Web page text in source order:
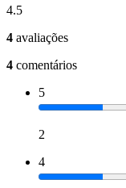
4.5
4 avaliações
4 comentários
5
2
4